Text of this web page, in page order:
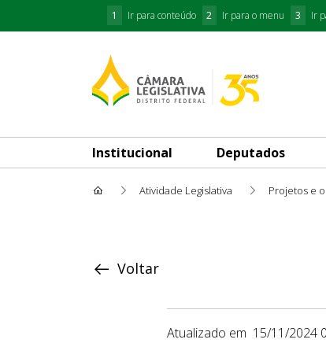
1 Ir para conteúdo 2 Ir para o menu 3 Ir
Institucional Deputados
Atividade Legislativa Projetos e
Voltar
Atualizado em 15/11/2024